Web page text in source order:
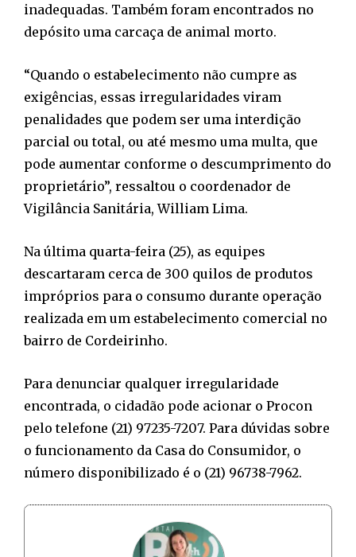
inadequadas. Também foram encontrados no
depósito uma carcaça de animal morto.
“Quando o estabelecimento não cumpre as
exigências, essas irregularidades viram
penalidades que podem ser uma interdição
parcial ou total, ou até mesmo uma multa, que
pode aumentar conforme o descumprimento do
proprietário”, ressaltou o coordenador de
Vigilância Sanitária, William Lima.
Na última quarta-feira (25), as equipes
descartaram cerca de 300 quilos de produtos
impróprios para o consumo durante operação
realizada em um estabelecimento comercial no
bairro de Cordeirinho.
Para denunciar qualquer irregularidade
encontrada, o cidadão pode acionar o Procon
pelo telefone (21) 97235-7207. Para dúvidas sobre
o funcionamento da Casa do Consumidor, o
número disponibilizado é o (21) 96738-7962.